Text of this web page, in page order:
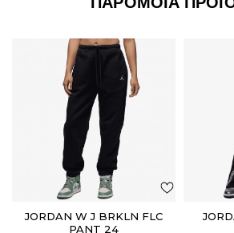
JORDAN W J BRKLN FLC
PANT 24